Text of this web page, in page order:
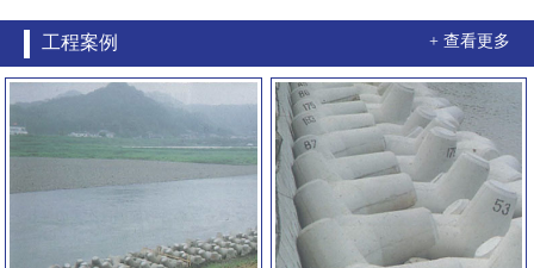
+ 查看更多
工程案例